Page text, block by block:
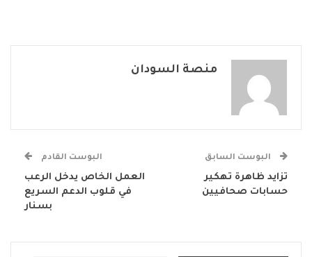
منصة السودان
البوست السابق
تزايد ظاهرة تهكير
حسابات صحافيين
البوست القادم
العمل الخاص يدخل الرعب
في قلوب الدعم السريع
بسنار